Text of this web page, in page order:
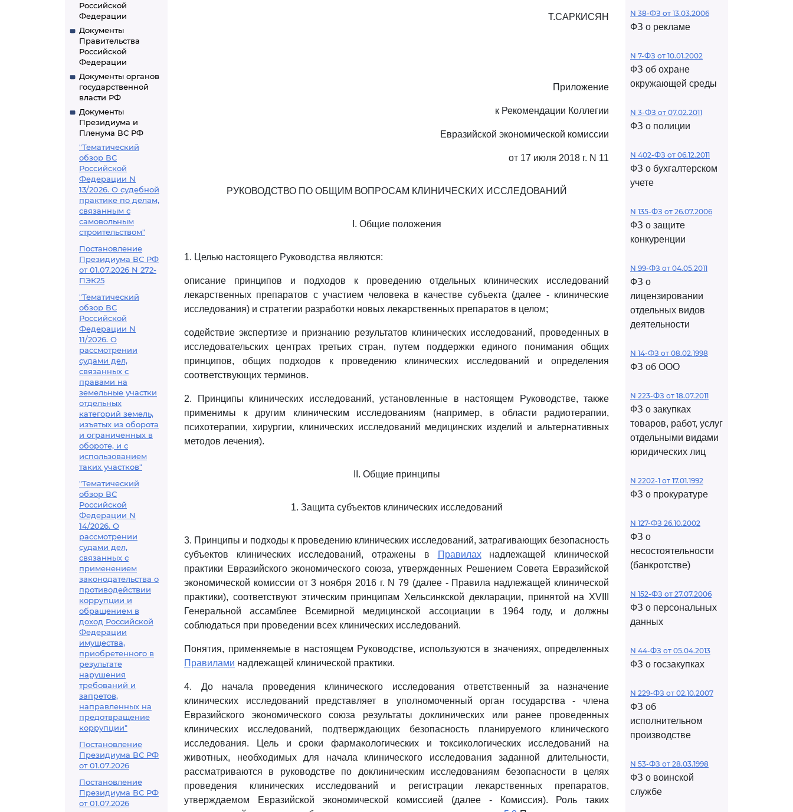
Российской
Федерации
Документы
Правительства
Российской
Федерации
Документы органов
государственной
власти РФ
Документы
Президиума и
Пленума ВС РФ
"Тематический
обзор ВС
Российской
Федерации N
13/2026. О судебной
практике по делам,
связанным с
самовольным
строительством"
Постановление
Президиума ВС РФ
от 01.07.2026 N 272-
ПЭК25
"Тематический
обзор ВС
Российской
Федерации N
11/2026. О
рассмотрении
судами дел,
связанных с
правами на
земельные участки
отдельных
категорий земель,
изъятых из оборота
и ограниченных в
обороте, и с
использованием
таких участков"
"Тематический
обзор ВС
Российской
Федерации N
14/2026. О
рассмотрении
судами дел,
связанных с
применением
законодательства о
противодействии
коррупции и
обращением в
доход Российской
Федерации
имущества,
приобретенного в
результате
нарушения
требований и
запретов,
направленных на
предотвращение
коррупции"
Постановление
Президиума ВС РФ
от 01.07.2026
Постановление
Президиума ВС РФ
от 01.07.2026
Т.САРКИСЯН
Приложение
к Рекомендации Коллегии
Евразийской экономической комиссии
от 17 июля 2018 г. N 11
РУКОВОДСТВО ПО ОБЩИМ ВОПРОСАМ КЛИНИЧЕСКИХ ИССЛЕДОВАНИЙ
I. Общие положения
1. Целью настоящего Руководства являются:
описание принципов и подходов к проведению отдельных клинических исследований
лекарственных препаратов с участием человека в качестве субъекта (далее - клинические
исследования) и стратегии разработки новых лекарственных препаратов в целом;
содействие экспертизе и признанию результатов клинических исследований, проведенных в
исследовательских центрах третьих стран, путем поддержки единого понимания общих
принципов, общих подходов к проведению клинических исследований и определения
соответствующих терминов.
2. Принципы клинических исследований, установленные в настоящем Руководстве, также
применимы к другим клиническим исследованиям (например, в области радиотерапии,
психотерапии, хирургии, клинических исследований медицинских изделий и альтернативных
методов лечения).
II. Общие принципы
1. Защита субъектов клинических исследований
3. Принципы и подходы к проведению клинических исследований, затрагивающих безопасность
субъектов клинических исследований, отражены в
Правилахнадлежащей клинической
практики Евразийского экономического союза, утвержденных Решением Совета Евразийской
экономической комиссии от 3 ноября 2016 г. N 79 (далее - Правила надлежащей клинической
практики), соответствуют этическим принципам Хельсинкской декларации, принятой на XVIII
Генеральной ассамблее Всемирной медицинской ассоциации в 1964 году, и должны
соблюдаться при проведении всех клинических исследований.
Понятия, применяемые в настоящем Руководстве, используются в значениях, определенных
Правилами надлежащей клинической практики.
4. До начала проведения клинического исследования ответственный за назначение
клинических исследований представляет в уполномоченный орган государства - члена
Евразийского экономического союза результаты доклинических или ранее проведенных
клинических исследований, подтверждающих безопасность планируемого клинического
исследования. Цель и сроки фармакологических и токсикологических исследований на
животных, необходимых для начала клинического исследования заданной длительности,
рассматриваются в руководстве по доклиническим исследованиям безопасности в целях
проведения клинических исследований и регистрации лекарственных препаратов,
утверждаемом Евразийской экономической комиссией (далее - Комиссия). Роль таких
N 38-ФЗ от 13.03.2006
ФЗ о рекламе
N 7-ФЗ от 10.01.2002
ФЗ об охране
окружающей среды
N 3-ФЗ от 07.02.2011
ФЗ о полиции
N 402-ФЗ от 06.12.2011
ФЗ о бухгалтерском
учете
N 135-ФЗ от 26.07.2006
ФЗ о защите
конкуренции
N 99-ФЗ от 04.05.2011
ФЗ о
лицензировании
отдельных видов
деятельности
N 14-ФЗ от 08.02.1998
ФЗ об ООО
N 223-ФЗ от 18.07.2011
ФЗ о закупках
товаров, работ, услуг
отдельными видами
юридических лиц
N 2202-1 от 17.01.1992
ФЗ о прокуратуре
N 127-ФЗ 26.10.2002
ФЗ о
несостоятельности
(банкротстве)
N 152-ФЗ от 27.07.2006
ФЗ о персональных
данных
N 44-ФЗ от 05.04.2013
ФЗ о госзакупках
N 229-ФЗ от 02.10.2007
ФЗ об
исполнительном
производстве
N 53-ФЗ от 28.03.1998
ФЗ о воинской
службе